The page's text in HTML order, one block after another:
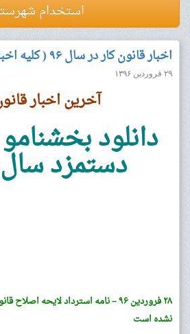
استخدام
اخبار قانون کار در سال ۹۶ ( کلیه اخبار )
۲۹ فروردین ۱۳۹۶
آخرین اخبار
دانلود
دستمزد سال
۲۸ فروردین ۹۶ – نامه استرداد لایحه
نشده است